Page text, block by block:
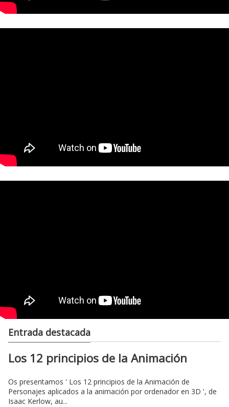
Entrada destacada
Los 12 principios de la Animación
Os presentamos ' Los 12 principios de la Animación de
Personajes aplicados a la animación por ordenador en 3D ', de
Isaac Kerlow, au...